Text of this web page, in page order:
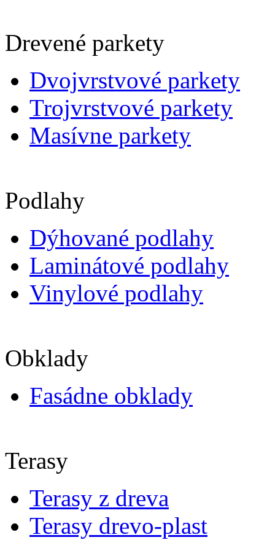
Drevené parkety
Dvojvrstvové parkety
Trojvrstvové parkety
Masívne parkety
Podlahy
Dýhované podlahy
Laminátové podlahy
Vinylové podlahy
Obklady
Fasádne obklady
Terasy
Terasy z dreva
Terasy drevo-plast